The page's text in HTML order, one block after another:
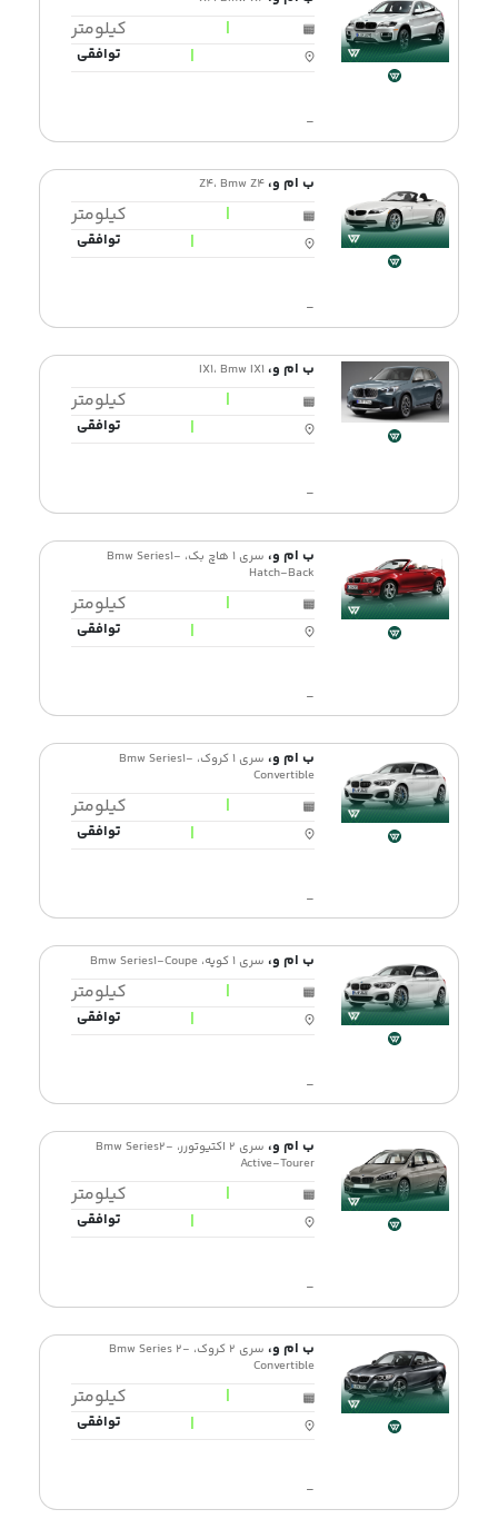
|
کیلومتر
|
توافقی
-
ب ام و،Z4، Bmw Z4
|
کیلومتر
|
توافقی
-
ب ام و، IX1، Bmw IX1
|
کیلومتر
|
توافقی
-
ب ام و،
سری 1 هاچ بک، Bmw Series1-
Hatch-Back
|
کیلومتر
|
توافقی
-
ب ام و،
سری 1 کروک، Bmw Series1-
Convertible
|
کیلومتر
|
توافقی
-
ب ام و، سری 1 کوپه، Bmw Series1-Coupe
|
کیلومتر
|
توافقی
-
ب ام و،
سری 2 اکتیوتورر، Bmw Series2-
Active-Tourer
|
کیلومتر
|
توافقی
-
ب ام و،
سری 2 کروک، Bmw Series 2-
Convertible
|
کیلومتر
|
توافقی
-